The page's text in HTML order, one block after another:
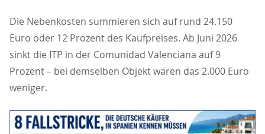
Die Nebenkosten summieren sich auf rund 24.150
Euro oder 12 Prozent des Kaufpreises. Ab Juni 2026
sinkt die ITP in der Comunidad Valenciana auf 9
Prozent – bei demselben Objekt wären das 2.000 Euro
weniger.